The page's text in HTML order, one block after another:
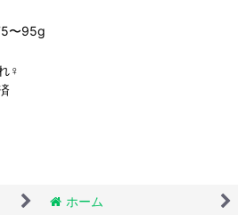
〜95g
♀
ホーム